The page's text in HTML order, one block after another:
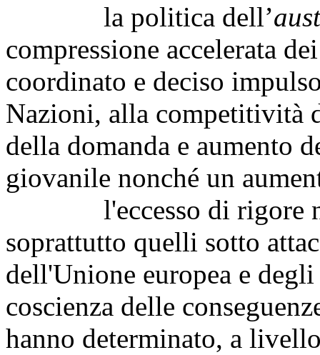
la politica dell’
compressione accelerata
coordinato e deciso
Nazioni, alla competitività
della domanda e aumento
giovanile nonché un
l'eccesso di rigore nei
soprattutto quelli sotto
dell'Unione europea e
coscienza delle
hanno determinato, a